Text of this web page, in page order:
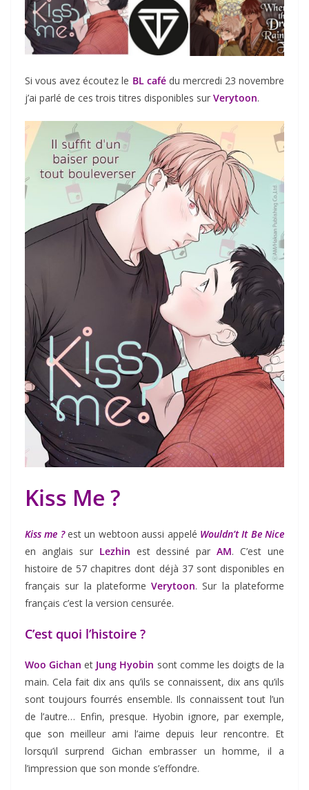
Si vous avez écoutez le BL cafédu mercredi 23 novembre
j’ai parlé de ces trois titres disponibles sur Verytoon.
Kiss Me ?
Kiss me ?est un webtoon aussi appelé Wouldn’t It Be Nice
en anglais sur Lezhin est dessiné parAM. C’est une
histoire de 57 chapitres dont déjà 37 sont disponibles en
français sur la plateformeVerytoon. Sur la plateforme
français c’est la version censurée.
C’est quoi l’histoire ?
Woo Gichan et Jung Hyobin sont comme les doigts de la
main. Cela fait dix ans qu’ils se connaissent, dix ans qu’ils
sont toujours fourrés ensemble. Ils connaissent tout l’un
de l’autre… Enfin, presque. Hyobin ignore, par exemple,
que son meilleur ami l’aime depuis leur rencontre. Et
lorsqu’il surprend Gichan embrasser un homme, il a
l’impression que son monde s’effondre.